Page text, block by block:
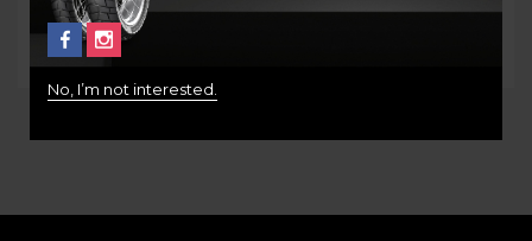
$48.000
No, I’m not interested.